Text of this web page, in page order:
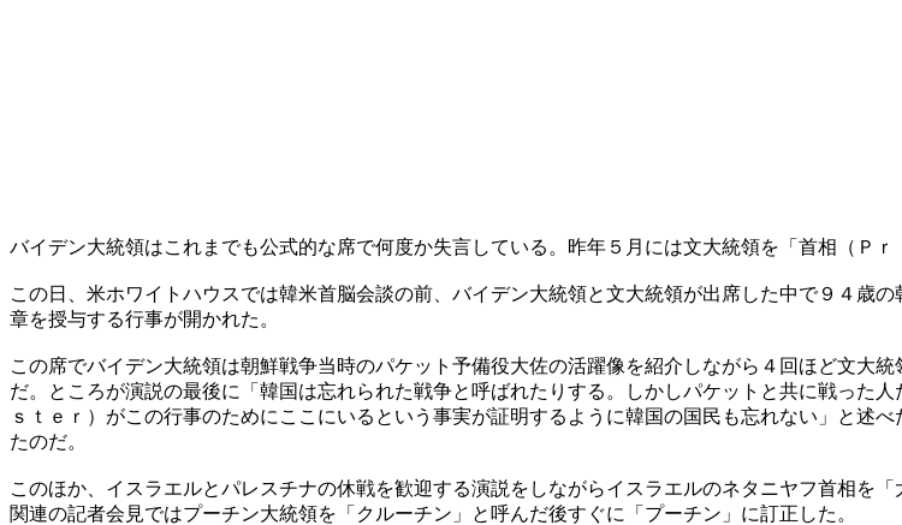
バイデン大統領はこれまでも公式的な席で何度か失言している。昨年５月には文大統領を「首相（Ｐ
この日、米ホワイトハウスでは韓米首脳会談の前、バイデン大統領と文大統領が出席した中で９４歳
章を授与する行事が開かれた。
この席でバイデン大統領は朝鮮戦争当時のパケット予備役大佐の活躍像を紹介しながら４回ほど文
だ。ところが演説の最後に「韓国は忘れられた戦争と呼ばれたりする。しかしパケットと共に戦った
ｓｔｅｒ）がこの行事のためにここにいるという事実が証明するように韓国の国民も忘れない」と述
たのだ。
このほか、イスラエルとパレスチナの休戦を歓迎する演説をしながらイスラエルのネタニヤフ首相を
関連の記者会見ではプーチン大統領を「クルーチン」と呼んだ後すぐに「プーチン」に訂正した。